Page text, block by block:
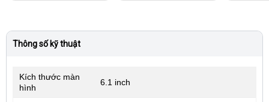
Thông số kỹ thuật
Kích thước màn
hình
6.1 inch